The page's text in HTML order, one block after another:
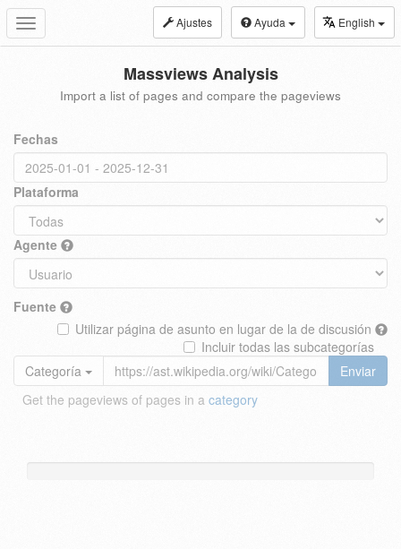
Toggle
navigation
Ajustes Ayuda English
Massviews Analysis
Import a list of pages and compare the pageviews
Fechas
Plataforma
Agente
Fuente
Utilizar página de asunto en lugar de la de discusión
Incluir todas las subcategorías
Categoría
Enviar
Get the pageviews of pages in a category